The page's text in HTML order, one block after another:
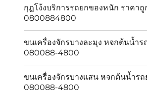
กุฎโง้งบริการรถยกของหนัก ราคา
0800884800
ขนเครื่องจักรบางละมุง หจกต้นน้ำ
080088-4800
ขนเครื่องจักรบางเเสน หจกต้นน้ำร
080088-4800